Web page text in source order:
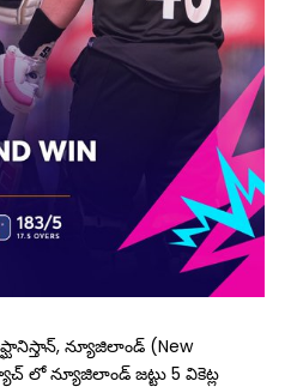
న్యూజిలాండ్ (New
లో న్యూజిలాండ్ జట్టు 5 వికెట్ల